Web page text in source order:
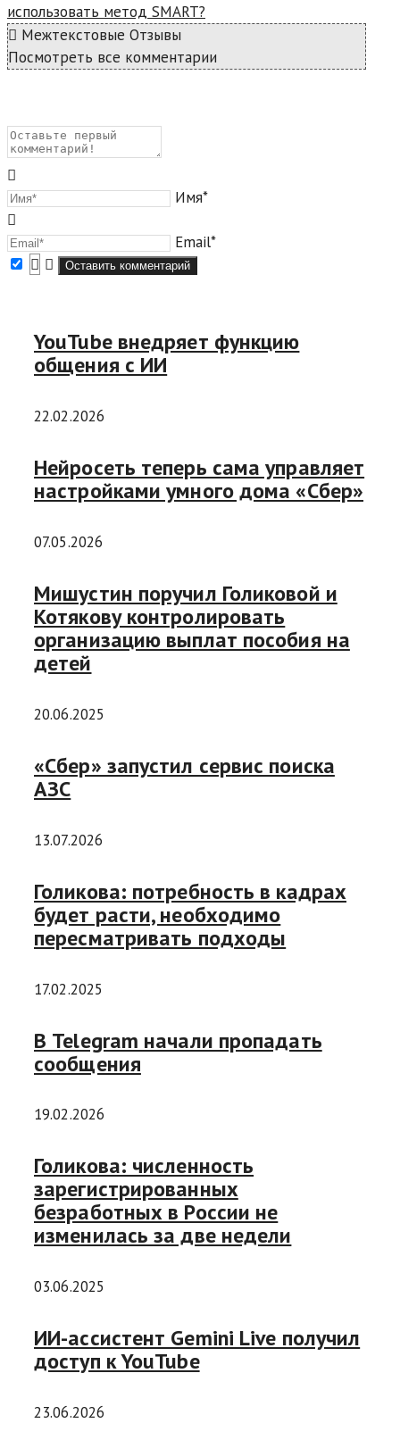
использовать метод SMART?
Межтекстовые Отзывы
Посмотреть все комментарии
Имя*
Email*
YouTube внедряет функцию
общения с ИИ
22.02.2026
Нейросеть теперь сама управляет
настройками умного дома «Сбер»
07.05.2026
Мишустин поручил Голиковой и
Котякову контролировать
организацию выплат пособия на
детей
20.06.2025
«Сбер» запустил сервис поиска
АЗС
13.07.2026
Голикова: потребность в кадрах
будет расти, необходимо
пересматривать подходы
17.02.2025
В Telegram начали пропадать
сообщения
19.02.2026
Голикова: численность
зарегистрированных
безработных в России не
изменилась за две недели
03.06.2025
ИИ-ассистент Gemini Live получил
доступ к YouTube
23.06.2026